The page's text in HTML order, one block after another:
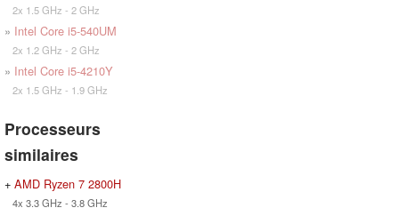
2x 1.5 GHz - 2 GHz
» Intel Core i5-540UM
2x 1.2 GHz - 2 GHz
» Intel Core i5-4210Y
2x 1.5 GHz - 1.9 GHz
Processeurs
similaires
+ AMD Ryzen 7 2800H
4x 3.3 GHz - 3.8 GHz